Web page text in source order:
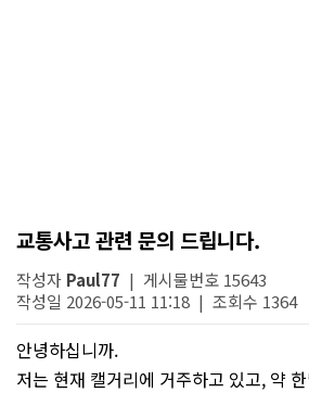
교통사고 관련 문의 드립니다.
작성자 Paul77 | 게시물번호 15643
작성일 2026-05-11 11:18 | 조회수 1364
안녕하십니까.
저는 현재 캘거리에 거주하고 있고, 약